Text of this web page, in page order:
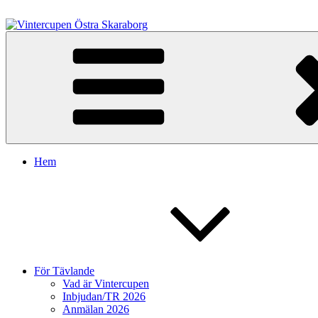
till
innehåll
Vintercupen Östra Skaraborg
Hem
För Tävlande
Vad är Vintercupen
Inbjudan/TR 2026
Anmälan 2026